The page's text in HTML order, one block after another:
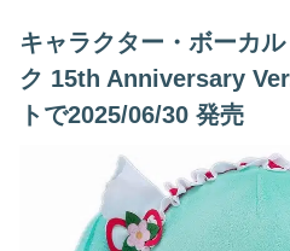
キャラクター・ボーカ
ク 15th Anniversary
トで2025/06/30 発売